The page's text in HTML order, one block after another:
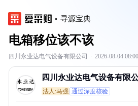
寻源宝典
电箱移位该不该
四川永业达电气设备有限公司 · 2026-08-04
四川永业达电气设备有限
法人:马强 通过深度核验